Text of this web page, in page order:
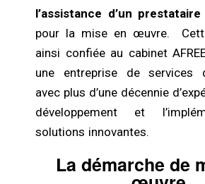
l’assistance d’un
pour la mise en œuvre.
ainsi confiée au cabinet
une entreprise de services
avec plus d’une décennie
développement et
solutions innovantes.
La démarche de